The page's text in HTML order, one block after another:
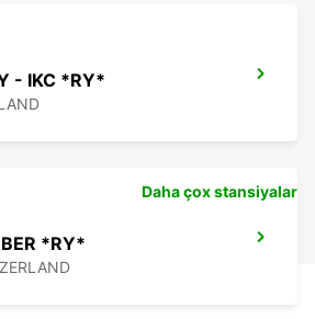
- IKC *RY*
*RY*
Daha çox stansiyalar